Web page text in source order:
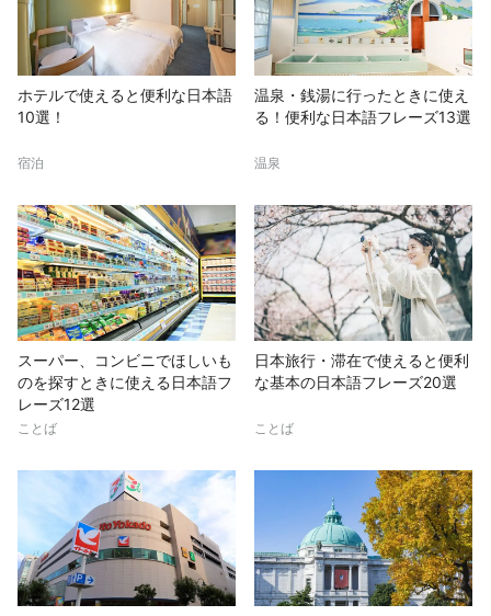
ホテルで使えると便利な日本語
10選！
宿泊
温泉・銭湯に行ったときに使え
る！便利な日本語フレーズ13選
温泉
スーパー、コンビニでほしいも
のを探すときに使える日本語フ
レーズ12選
ことば
日本旅行・滞在で使えると便利
な基本の日本語フレーズ20選
ことば